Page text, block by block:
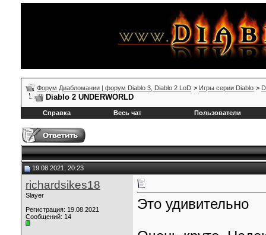
Форум Диабломании | форум Diablo 3, Diablo 2 LoD > Игры серии Diablo >
Diablo 2 UNDERWORLD
Справка Весь чат Пользователи
19.08.2021, 20:23
richardsikes18
Slayer
Регистрация: 19.08.2021
Сообщений: 14
Это удивительно